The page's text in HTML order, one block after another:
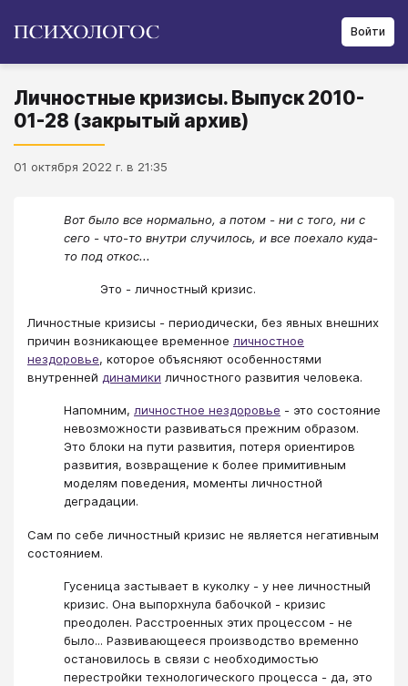
Войти
Личностные кризисы. Выпуск 2010-
01-28 (закрытый архив)
01 октября 2022 г. в 21:35
Вот было все нормально, а потом - ни с того, ни с
сего - что-то внутри случилось, и все поехало куда-
то под откос...
Это - личностный кризис.
Личностные кризисы - периодически, без явных внешних
причин возникающее временное личностное
нездоровье, которое объясняют особенностями
внутренней динамики личностного развития человека.
Напомним, личностное нездоровье - это состояние
невозможности развиваться прежним образом.
Это блоки на пути развития, потеря ориентиров
развития, возвращение к более примитивным
моделям поведения, моменты личностной
деградации.
Сам по себе личностный кризис не является негативным
состоянием.
Гусеница застывает в куколку - у нее личностный
кризис. Она выпорхнула бабочкой - кризис
преодолен. Расстроенных этих процессом - не
было... Развивающееся производство временно
остановилось в связи с необходимостью
перестройки технологического процесса - да, это